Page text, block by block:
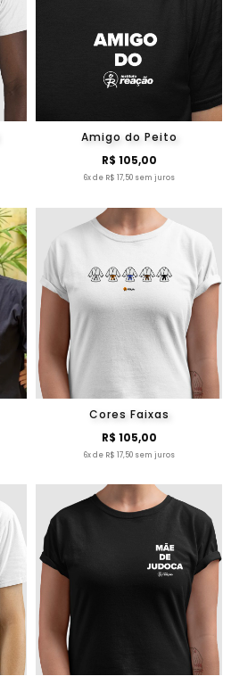
Amigo do Peito
R$ 105,00
6x de R$ 17,50 sem juros
Cores Faixas
R$ 105,00
6x de R$ 17,50 sem juros